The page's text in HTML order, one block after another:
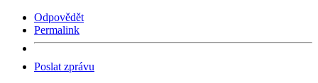
Odpovědět
Permalink
Poslat zprávu